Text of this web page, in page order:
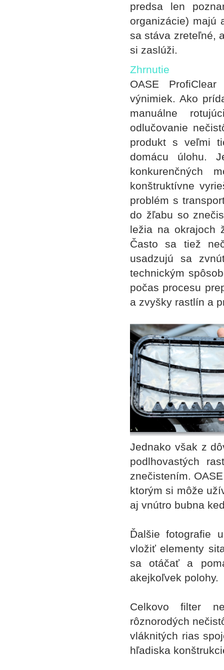
predsa len
organizácie) majú
sa stáva zreteľné,
si zaslúži.
Zhrnutie
OASE
výnimiek. Ako
manuálne
odlučovanie
produkt s veľmi
domácu úlohu.
konkurenčných
konštruktívne
problém s
do žľabu so
ležia na okrajoch
Často sa tiež
usadzujú sa
technickým
počas procesu
a zvyšky rastlín a
Jednako však z
podlhovastých
znečistením.
ktorým si môže
aj vnútro bubna
Ďalšie fotografie
vložiť elementy
sa otáčať a
akejkoľvek polohy.
Celkovo filter
rôznorodých
vláknitých rias
hľadiska